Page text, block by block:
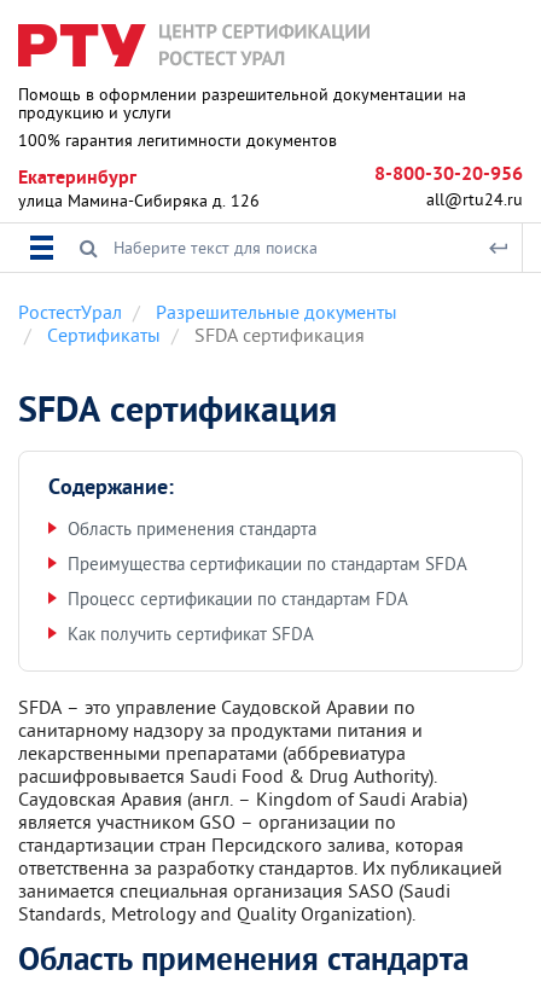
Помощь в оформлении разрешительной документации на
продукцию и услуги
100% гарантия легитимности документов
Екатеринбург
улица Мамина-Сибиряка д. 126
8-800-30-20-956
all@rtu24.ru
РостестУрал
Разрешительные документы
Сертификаты
SFDA сертификация
SFDA сертификация
Содержание:
Область применения стандарта
Преимущества сертификации по стандартам SFDA
Процесс сертификации по стандартам FDA
Как получить сертификат SFDA
SFDA – это управление Саудовской Аравии по
санитарному надзору за продуктами питания и
лекарственными препаратами (аббревиатура
расшифровывается Saudi Food & Drug Authority).
Саудовская Аравия (англ. – Kingdom of Saudi Arabia)
является участником GSO – организации по
стандартизации стран Персидского залива, которая
ответственна за разработку стандартов. Их публикацией
занимается специальная организация SASO (Saudi
Standards, Metrology and Quality Organization).
Область применения стандарта